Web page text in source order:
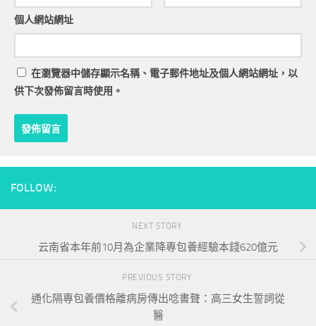
個人網站網址
在瀏覽器中儲存顯示名稱、電子郵件地址及個人網站網址，以
供下次發佈留言時使用。
FOLLOW:
NEXT STORY
云南省本年前10月為企業降專包養經驗本錢620億元
PREVIOUS STORY
通化隔專包養價格離病房傳出唸書聲：高三女生誓詞從
醫